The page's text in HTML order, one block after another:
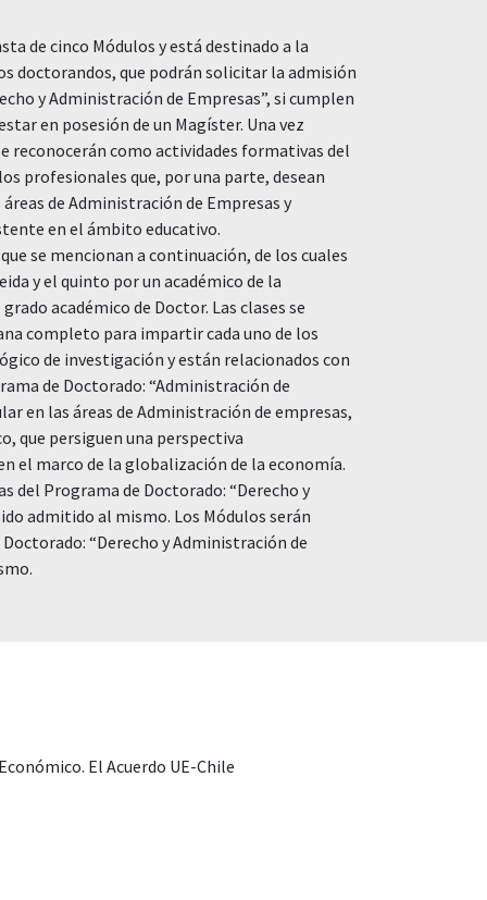
de cinco Módulos y está destinado a la
doctorandos, que podrán solicitar la admisión
y Administración de Empresas”, si cumplen
en posesión de un Magíster. Una vez
reconocerán como actividades formativas del
profesionales que, por una parte, desean
de Administración de Empresas y
en el ámbito educativo.
se mencionan a continuación, de los cuales
y el quinto por un académico de la
académico de Doctor. Las clases se
completo para impartir cada uno de los
de investigación y están relacionados con
de Doctorado: “Administración de
en las áreas de Administración de empresas,
que persiguen una perspectiva
el marco de la globalización de la economía.
del Programa de Doctorado: “Derecho y
admitido al mismo. Los Módulos serán
“Derecho y Administración de
El Acuerdo UE-Chile